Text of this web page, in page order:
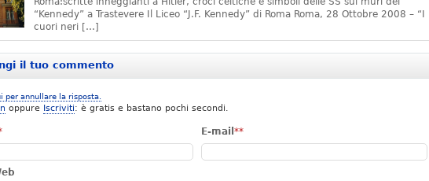
“Kennedy” a Trastevere Il Liceo “J.F. Kennedy” di Roma Roma, 28 Ottobre 2008 – “I
cuori neri […]
il tuo commento
per annullare la risposta.
oppure Iscriviti: è gratis e bastano pochi secondi.
E-mail **